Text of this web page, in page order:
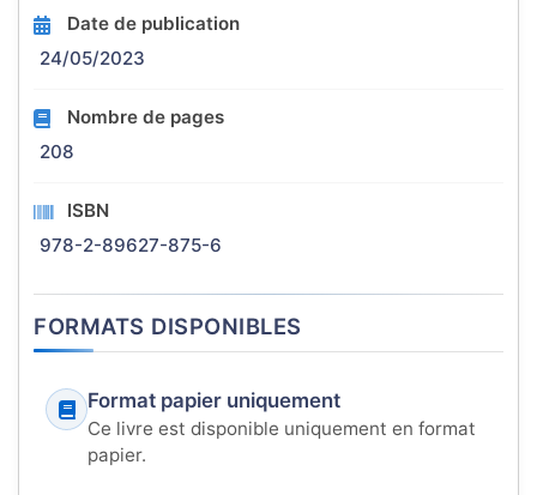
Date de publication
24/05/2023
Nombre de pages
208
ISBN
978-2-89627-875-6
FORMATS DISPONIBLES
Format papier uniquement
Ce livre est disponible uniquement en format
papier.